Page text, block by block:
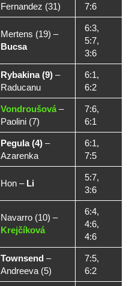
Fernandez (31)
7:6
Mertens (19) –
Bucsa
6:3,
5:7,
3:6
Rybakina (9) –
Raducanu
6:1,
6:2
Vondroušová –
Paolini (7)
7:6,
6:1
Pegula (4) –
Azarenka
6:1,
7:5
Hon – Li
5:7,
3:6
Navarro (10) –
Krejčíková
6:4,
4:6,
4:6
Townsend –
Andreeva (5)
7:5,
6:2